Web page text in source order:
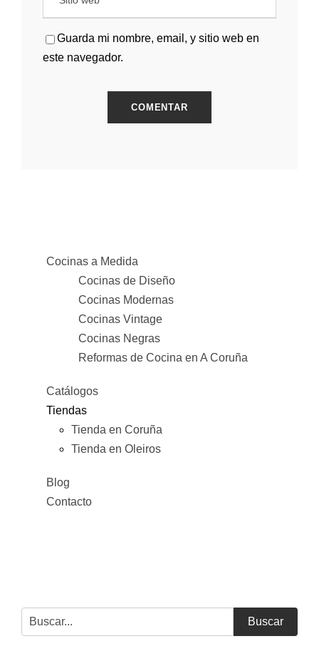
Guarda mi nombre, email, y sitio web en
este navegador.
Cocinas a Medida
Cocinas de Diseño
Cocinas Modernas
Cocinas Vintage
Cocinas Negras
Reformas de Cocina en A Coruña
Catálogos
Tiendas
Tienda en Coruña
Tienda en Oleiros
Blog
Contacto
Buscar